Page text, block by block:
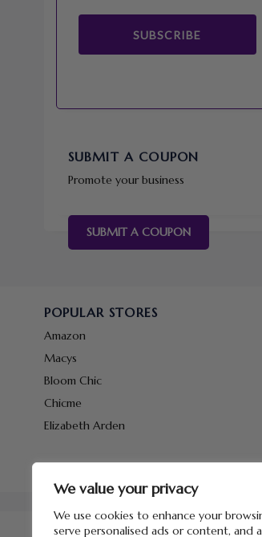
We value your privacy
We use cookies to enhance your
serve personalised ads or content, and
SUBSCRIBE
SUBMIT A COUPON
Promote your business
SUBMIT A COUPON
POPULAR STORES
Amazon
Macys
Bloom Chic
Chicme
Elizabeth Arden